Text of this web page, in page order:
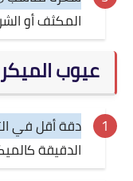
المكثف أو
عيوب
دقة أقل في
الدقيقة